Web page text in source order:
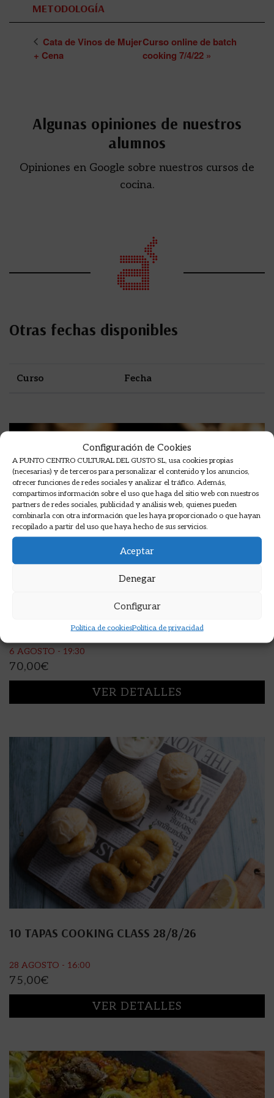
Configuración de Cookies
A PUNTO CENTRO CULTURAL DEL GUSTO SL, usa cookies propias
(necesarias) y de terceros para personalizar el contenido y los anuncios,
ofrecer funciones de redes sociales y analizar el tráfico. Además,
compartimos información sobre el uso que haga del sitio web con nuestros
partners de redes sociales, publicidad y análisis web, quienes pueden
combinarla con otra información que les haya proporcionado o que hayan
recopilado a partir del uso que haya hecho de sus servicios.
Aceptar
Denegar
Configurar
Política de cookiesPolítica de privacidad
METODOLOGÍA
Cata de Vinos de Mujer
+ Cena
Curso online de batch
cooking 7/4/22 »
Algunas opiniones de nuestros
alumnos
Opiniones en Google sobre nuestros cursos de
cocina.
Otras fechas disponibles
Curso Fecha
6 AGOSTO - 19:30
70,00€
VER DETALLES
10 TAPAS COOKING CLASS 28/8/26
28 AGOSTO - 16:00
75,00€
VER DETALLES